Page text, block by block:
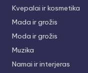
Kvepalai ir kosmetika
Mada ir grožis
Moda ir grožis
Muzika
Namai ir interjeras